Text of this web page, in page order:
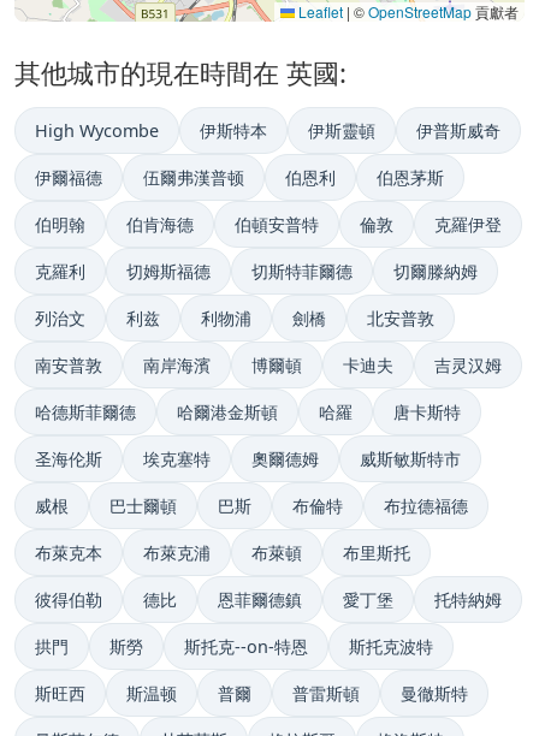
Leaflet | ©OpenStreetMap貢獻者
其他城市的現在時間在 英國:
High Wycombe 伊斯特本 伊斯靈頓 伊普斯威奇
伊爾福德 伍爾弗漢普顿 伯恩利 伯恩茅斯
伯明翰 伯肯海德 伯頓安普特 倫敦 克羅伊登
克羅利 切姆斯福德 切斯特菲爾德 切爾滕納姆
列治文 利兹 利物浦 劍橋 北安普敦
南安普敦 南岸海濱 博爾頓 卡迪夫 吉灵汉姆
哈德斯菲爾德 哈爾港金斯頓 哈羅 唐卡斯特
圣海伦斯 埃克塞特 奧爾德姆 威斯敏斯特市
威根 巴士爾頓 巴斯 布倫特 布拉德福德
布萊克本 布萊克浦 布萊頓 布里斯托
彼得伯勒 德比 恩菲爾德鎮 愛丁堡 托特納姆
拱門 斯勞 斯托克--on-特恩 斯托克波特
斯旺西 斯温顿 普爾 普雷斯頓 曼徹斯特